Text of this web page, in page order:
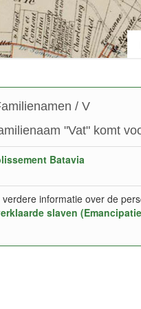
/ V
"Vat" komt
Batavia
verdere informatie over de
slaven